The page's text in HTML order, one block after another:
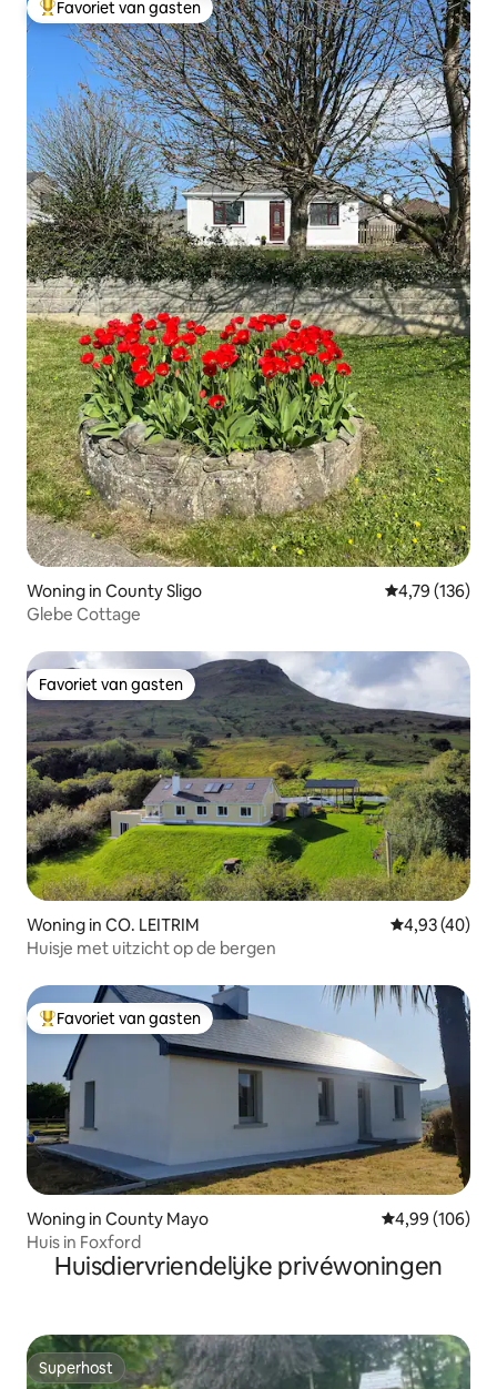
Topfavoriet van gasten
Favoriet van gasten
Woning in County Sligo Gemiddelde
4,79 (136)
Glebe Cottage
Favoriet van gasten
Favoriet van gasten
Woning in CO. LEITRIM Gemiddelde
4,93 (40)
Huisje met uitzicht op de bergen
Topfavoriet van gasten
Favoriet van gasten
Woning in County Mayo Gemiddelde
4,99 (106)
Huis in Foxford
Huisdiervriendelijke privéwoningen
Superhost
Superhost